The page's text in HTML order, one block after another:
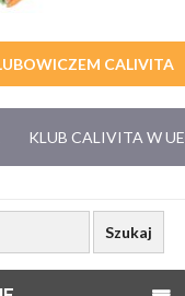
CALIVITA
KLUB CALIVITA W UE